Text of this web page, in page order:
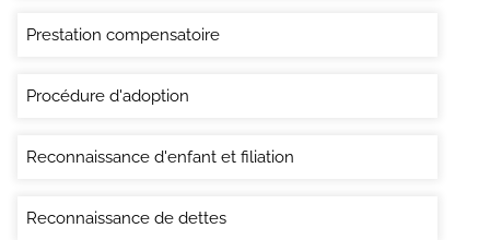
Prestation compensatoire
Procédure d'adoption
Reconnaissance d'enfant et filiation
Reconnaissance de dettes